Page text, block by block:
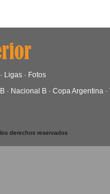
· Ligas · Fotos
· Nacional B · Copa Argentina ·
derechos reservados